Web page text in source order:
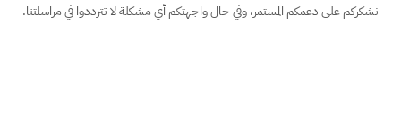
نشكركم على دعمكم المستمر، وفي حال واجهتكم أي مشكلة لا تترددوا في مراسلتنا.